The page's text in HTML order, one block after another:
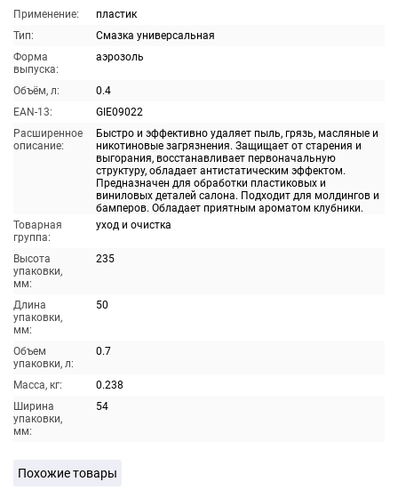
Применение:
пластик
Тип:
Смазка универсальная
Форма
выпуска:
аэрозоль
Объём, л:
0.4
EAN-13:
GIE09022
Расширенное
описание:
Быстро и эффективно удаляет пыль, грязь, масляные и
никотиновые загрязнения. Защищает от старения и
выгорания, восстанавливает первоначальную
структуру, обладает антистатическим эффектом.
Предназначен для обработки пластиковых и
виниловых деталей салона. Подходит для молдингов и
бамперов. Обладает приятным ароматом клубники.
Товарная
группа:
уход и очистка
Высота
упаковки,
мм:
235
Длина
упаковки,
мм:
50
Объем
упаковки, л:
0.7
Масса, кг:
0.238
Ширина
упаковки,
мм:
54
Похожие товары